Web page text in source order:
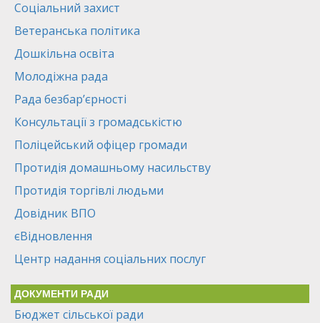
Соціальний захист
Ветеранська політика
Дошкільна освіта
Молодіжна рада
Рада безбар’єрності
Консультації з громадськістю
Поліцейський офіцер громади
Протидія домашньому насильству
Протидія торгівлі людьми
Довідник ВПО
єВідновлення
Центр надання соціальних послуг
ДОКУМЕНТИ РАДИ
Бюджет сільської ради